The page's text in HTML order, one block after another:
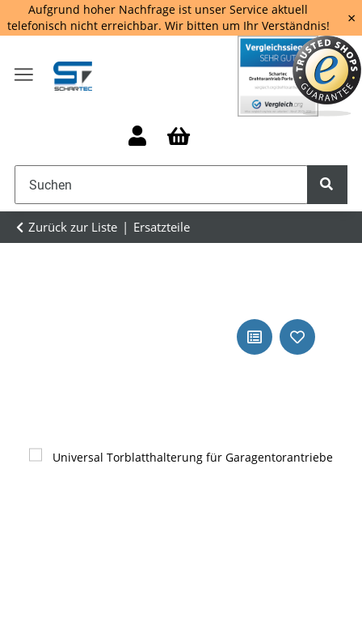
Aufgrund hoher Nachfrage ist unser Service aktuell
telefonisch nicht erreichbar. Wir bitten um Ihr Verständnis!
×
Zurück zur Liste Ersatzteile